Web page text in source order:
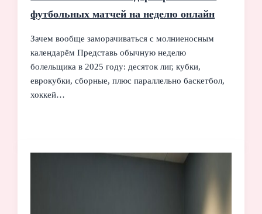
футбольных матчей на неделю онлайн
Зачем вообще заморачиваться с молниеносным
календарём Представь обычную неделю
болельщика в 2025 году: десяток лиг, кубки,
еврокубки, сборные, плюс параллельно баскетбол,
хоккей…